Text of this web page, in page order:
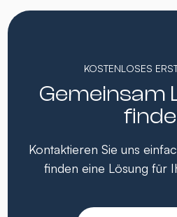
KOSTENLOSES
Gemeinsam
Kontaktieren Sie uns
finden eine Lösung für